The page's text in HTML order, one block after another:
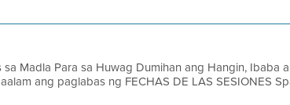
Madla Para sa Huwag Dumihan ang Hangin, Ibaba
ang paglabas ng FECHAS DE LAS SESIONES